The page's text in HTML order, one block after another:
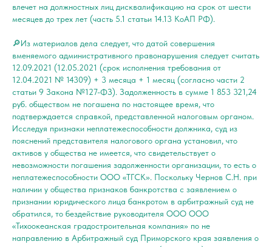
влечет на должностных лиц дисквалификацию на срок от шести
месяцев до трех лет (часть 5.1 статьи 14.13 КоАП РФ).
🔎Из материалов дела следует, что датой совершения
вменяемого административного правонарушения следует считать
12.09.2021 (12.05.2021 (срок исполнения требования от
12.04.2021 № 14309) + 3 месяца + 1 месяц (согласно части 2
статьи 9 Закона №127-ФЗ). Задолженность в сумме 1 853 321,24
руб. обществом не погашена по настоящее время, что
подтверждается справкой, представленной налоговым органом.
Исследуя признаки неплатежеспособности должника, суд из
пояснений представителя налогового органа установил, что
активов у общества не имеется, что свидетельствует о
невозможности погашения задолженности организации, то есть о
неплатежеспособности ООО «ТГСК». Поскольку Чернов С.Н. при
наличии у общества признаков банкротства с заявлением о
признании юридического лица банкротом в арбитражный суд не
обратился, то бездействие руководителя ООО ООО
«Тихоокеанская градостроительная компания» по не
направлению в Арбитражный суд Приморского края заявления о